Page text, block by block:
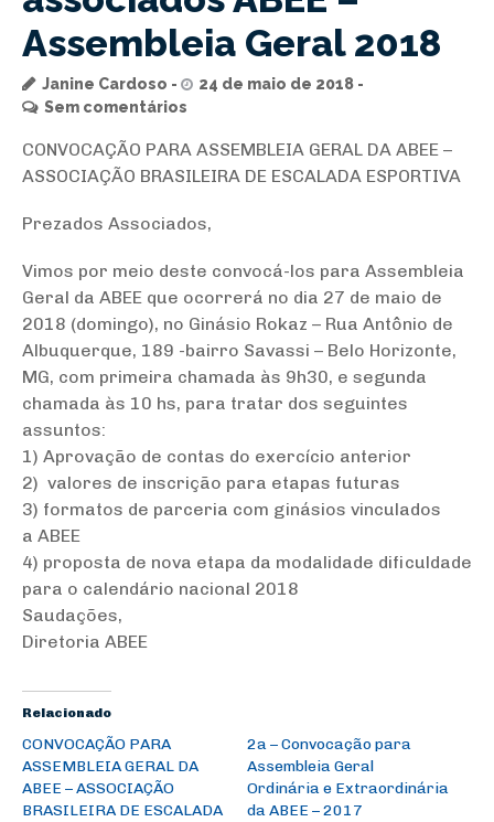
Assembleia Geral 2018
Janine Cardoso
24 de maio de 2018
Sem comentários
CONVOCAÇÃO PARA ASSEMBLEIA GERAL DA ABEE –
ASSOCIAÇÃO BRASILEIRA DE ESCALADA ESPORTIVA
Prezados Associados,
Vimos por meio deste convocá-los para Assembleia
Geral da ABEE que ocorrerá no dia 27 de maio de
2018 (domingo), no Ginásio Rokaz – Rua Antônio de
Albuquerque, 189 -bairro Savassi – Belo Horizonte,
MG, com primeira chamada às 9h30, e segunda
chamada às 10 hs, para tratar dos seguintes
assuntos:
1) Aprovação de contas do exercício anterior
2) valores de inscrição para etapas futuras
3) formatos de parceria com ginásios vinculados
a ABEE
4) proposta de nova etapa da modalidade dificuldade
para o calendário nacional 2018
Saudações,
Diretoria ABEE
Relacionado
CONVOCAÇÃO PARA
ASSEMBLEIA GERAL DA
ABEE – ASSOCIAÇÃO
BRASILEIRA DE ESCALADA
2a – Convocação para
Assembleia Geral
Ordinária e Extraordinária
da ABEE – 2017